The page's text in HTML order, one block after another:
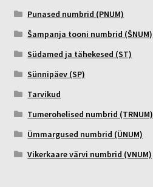
Punased numbrid (PNUM)
Šampanja tooni numbrid (ŠNUM)
Südamed ja tähekesed (ST)
Sünnipäev (SP)
Tarvikud
Tumerohelised numbrid (TRNUM)
Ümmargused numbrid (ÜNUM)
Vikerkaare värvi numbrid (VNUM)